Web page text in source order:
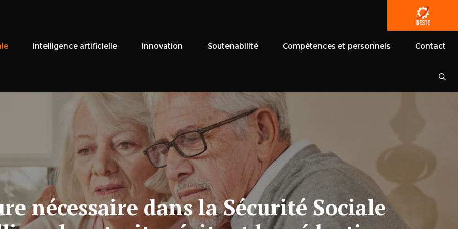
Intelligence artificielle Innovation Soutenabilité Compétences et personnels Contact
nécessaire dans la Sécurité Sociale